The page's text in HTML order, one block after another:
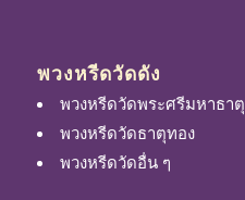
พวงหรีดวัดดัง
พวงหรีดวัดพระศรีมหาธาตุ
พวงหรีดวัดธาตุทอง
พวงหรีดวัดอื่น ๆ